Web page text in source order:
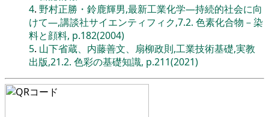
4. 野村正勝・鈴鹿輝男,最新工業化学―持続的社会に向
けて―,講談社サイエンティフィク,7.2. 色素化合物－染
料と顔料, p.182(2004)
5. 山下省蔵、内藤善文、扇柳政則,工業技術基礎,実教
出版,21.2. 色彩の基礎知識, p.211(2021)